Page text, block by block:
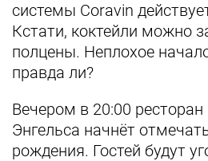
системы Coravin
Кстати, коктейли можно
полцены. Неплохое
правда ли?
Вечером в 20:00
Энгельса начнёт
рождения. Гостей будут